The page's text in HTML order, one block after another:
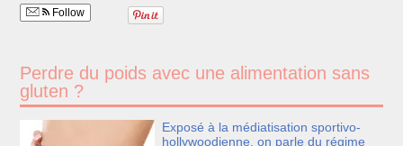
Follow
Perdre du poids avec une alimentation sans
gluten ?
Exposé à la médiatisation sportivo-
hollywoodienne, on parle du régime